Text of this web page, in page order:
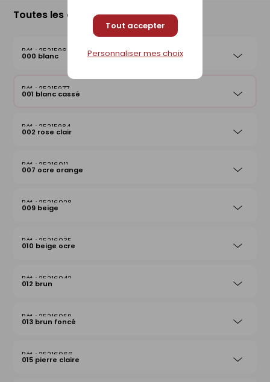
Tout accepter
Personnaliser mes choix
Toutes les déclinaisons
25215960
000 blanc
25215977
001 blanc cassé
25215984
002 rose clair
25216011
007 ocre orange
25216028
009 beige
25216035
010 beige ocre
25216042
012 brun
25216059
013 brun foncé
25216066
015 pierre claire